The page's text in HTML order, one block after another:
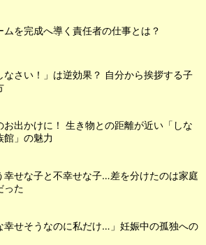
ムを完成へ導く責任者の仕事とは？
なさい！」は逆効果？ 自分から挨拶する子
お出かけに！ 生き物との距離が近い「しな
館」の魅力
幸せな子と不幸せな子…差を分けたのは家庭
った
幸せそうなのに私だけ…」妊娠中の孤独への